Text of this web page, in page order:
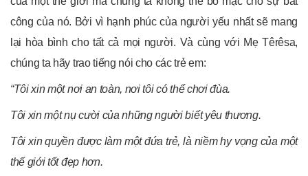
công của nó. Bởi vì hạnh phúc của người yếu nhất sẽ mang
lại hòa bình cho tất cả mọi người. Và cùng với Mẹ Têrêsa,
chúng ta hãy trao tiếng nói cho các trẻ em:
“Tôi xin một nơi an toàn, nơi tôi có thể chơi đùa.
Tôi xin một nụ cười của những người biết yêu thương.
Tôi xin quyền được làm một đứa trẻ, là niềm hy vọng của một
thế giới tốt đẹp hơn.